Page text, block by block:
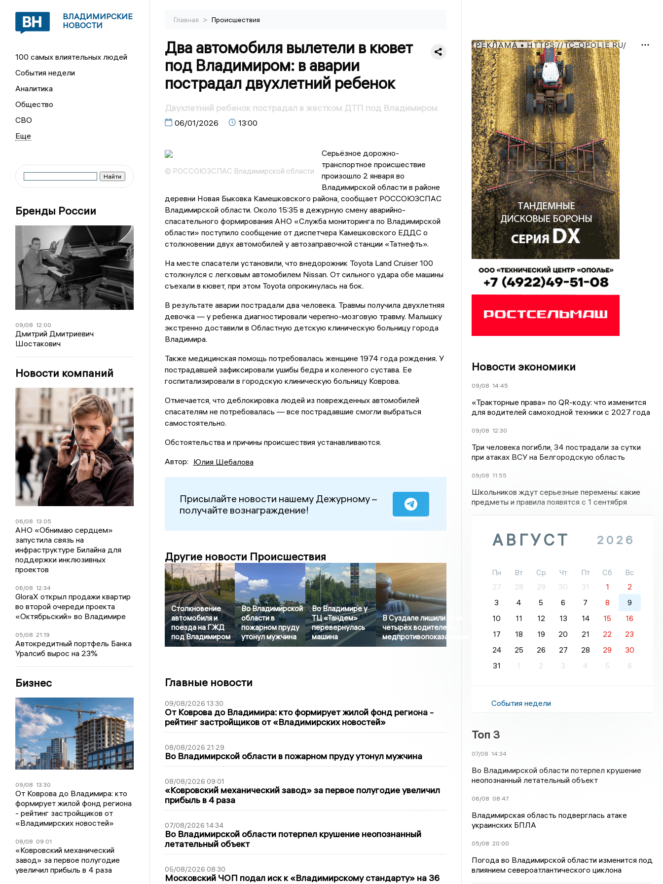
ВЛАДИМИРСКИЕ
НОВОСТИ
100 самых влиятельных людей
События недели
Аналитика
Общество
СВО
Бренды России
09/08 12:00
Дмитрий Дмитриевич
Шостакович
Новости компаний
06/08 13:05
АНО «Обнимаю сердцем»
запустила связь на
инфраструктуре Билайна для
поддержки инклюзивных
проектов
06/08 12:34
GloraX открыл продажи квартир
во второй очереди проекта
«Октябрьский» во Владимире
05/08 21:19
Автокредитный портфель Банка
Уралсиб вырос на 23%
Бизнес
09/08 13:30
От Коврова до Владимира: кто
формирует жилой фонд региона
- рейтинг застройщиков от
«Владимирских новостей»
08/08 09:01
«Ковровский механический
завод» за первое полугодие
увеличил прибыль в 4 раза
Главная > Происшествия
Два автомобиля вылетели в кювет
под Владимиром: в аварии
пострадал двухлетний ребенок
Двухлетний ребенок пострадал в жестком ДТП под Владимиром
06/01/2026 13:00
© РОССОЮЗСПАС Владимирской области
Серьёзное дорожно-
транспортное происшествие
произошло 2 января во
Владимирской области в районе
деревни Новая Быковка Камешковского района, сообщает РОССОЮЗСПАС
Владимирской области. Около 15:35 в дежурную смену аварийно-
спасательного формирования АНО «Служба мониторинга по Владимирской
области» поступило сообщение от диспетчера Камешковского ЕДДС о
столкновении двух автомобилей у автозаправочной станции «Татнефть».
На месте спасатели установили, что внедорожник Toyota Land Cruiser 100
столкнулся с легковым автомобилем Nissan. От сильного удара обе машины
съехали в кювет, при этом Toyota опрокинулась на бок.
В результате аварии пострадали два человека. Травмы получила двухлетняя
девочка — у ребенка диагностировали черепно-мозговую травму. Малышку
экстренно доставили в Областную детскую клиническую больницу города
Владимира.
Также медицинская помощь потребовалась женщине 1974 года рождения. У
пострадавшей зафиксировали ушибы бедра и коленного сустава. Ее
госпитализировали в городскую клиническую больницу Коврова.
Отмечается, что деблокировка людей из поврежденных автомобилей
спасателям не потребовалась — все пострадавшие смогли выбраться
самостоятельно.
Обстоятельства и причины происшествия устанавливаются.
Автор: Юлия Шебалова
Присылайте новости нашему Дежурному –
получайте вознаграждение!
Другие новости Происшествия
Столкновение
автомобиля и
поезда на ГЖД
под Владимиром
Во Владимирской
области в
пожарном пруду
утонул мужчина
Во Владимире у
ТЦ «Тандем»
перевернулась
машина
В Суздале лишили прав
четырёх водителей с
медпротивопоказаниями
Главные новости
09/08/2026 13:30
От Коврова до Владимира: кто формирует жилой фонд региона -
рейтинг застройщиков от «Владимирских новостей»
08/08/2026 21:29
Во Владимирской области в пожарном пруду утонул мужчина
08/08/2026 09:01
«Ковровский механический завод» за первое полугодие увеличил
прибыль в 4 раза
07/08/2026 14:34
Во Владимирской области потерпел крушение неопознанный
летательный объект
05/08/2026 08:30
Московский ЧОП подал иск к «Владимирскому стандарту» на 36
РЕКЛАМА • HTTPS://TC-OPOLIE.RU/
Новости экономики
09/08 14:45
«Тракторные права» по QR-коду: что изменится
для водителей самоходной техники с 2027 года
09/08 12:30
Три человека погибли, 34 пострадали за сутки
при атаках ВСУ на Белгородскую область
09/08 11:55
Школьников ждут серьезные перемены: какие
предметы и правила появятся с 1 сентября
АВГУСТ 2026
Пн Вт Ср Чт Пт Сб
Вс
27
28 29 30 31 1
2
3
4 5 6 7 8
9
10
11 12 13 14 15
16
17
18 19 20 21 22
23
24
25 26 27 28 29
30
31
1 2 3 4 5 6
События недели
Топ 3
07/08 14:34
Во Владимирской области потерпел крушение
неопознанный летательный объект
06/08 08:47
Владимирская область подверглась атаке
украинских БПЛА
05/08 20:00
Погода во Владимирской области изменится под
влиянием североатлантического циклона